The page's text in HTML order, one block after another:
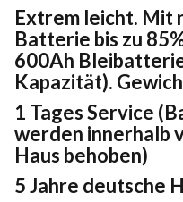
Extrem leicht. Mit
Batterie bis zu
600Ah
Kapazität).
1 Tages Service
werden innerhalb
Haus behoben)
5 Jahre deutsche